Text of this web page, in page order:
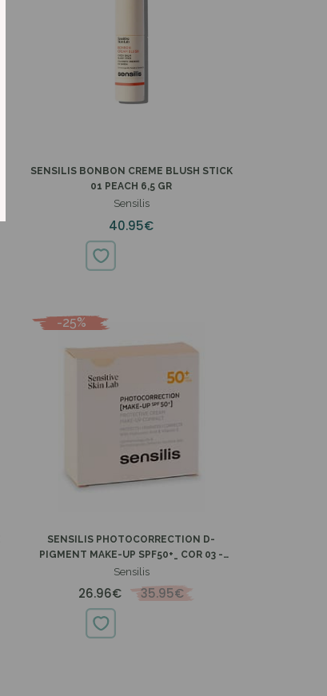
SENSILIS BONBON CREME BLUSH STICK
01 PEACH 6,5 GR
Sensilis
-25%
SENSILIS PHOTOCORRECTION D-
PIGMENT MAKE-UP SPF50+_ COR 03 -
Sensilis
26.96€